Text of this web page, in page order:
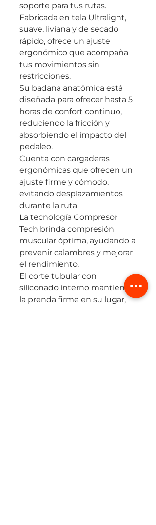
soporte para tus rutas.
Fabricada en tela Ultralight,
suave, liviana y de secado
rápido, ofrece un ajuste
ergonómico que acompaña
tus movimientos sin
restricciones.
Su badana anatómica está
diseñada para ofrecer hasta 5
horas de confort continuo,
reduciendo la fricción y
absorbiendo el impacto del
pedaleo.
Cuenta con cargaderas
ergonómicas que ofrecen un
ajuste firme y cómodo,
evitando desplazamientos
durante la ruta.
La tecnología Compresor
Tech brinda compresión
muscular óptima, ayudando a
prevenir calambres y mejorar
el rendimiento.
El corte tubular con
siliconado interno mantiene
la prenda firme en su lugar,